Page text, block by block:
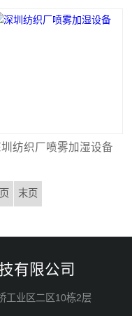
纺织厂喷雾加湿设备
末页
有限公司
工业区二区10栋2层